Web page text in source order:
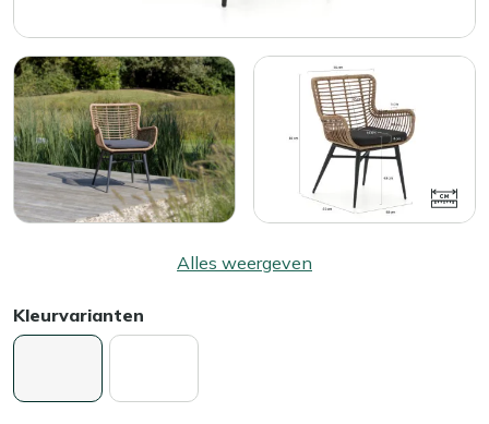
Alles weergeven
Kleurvarianten